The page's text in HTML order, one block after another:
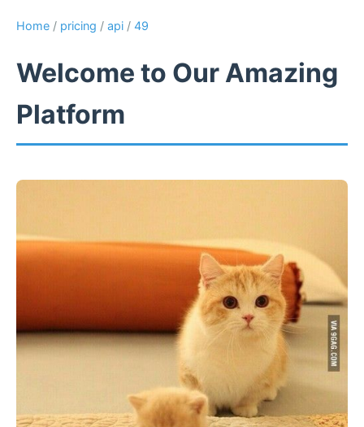
Home / pricing / api / 49
Welcome to Our Amazing
Platform